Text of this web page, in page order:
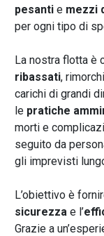
pesantie mezzi
per ogni tipo di
La nostra flotta è
ribassati,
carichi di grandi
le pratiche
morti e
seguito da
gli imprevisti
L’obiettivo è
sicurezza e l’
Grazie a